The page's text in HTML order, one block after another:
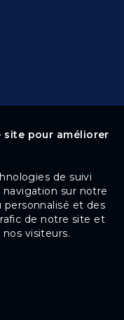
site pour améliorer
de suivi
sur notre
et des
de notre site et
visiteurs.